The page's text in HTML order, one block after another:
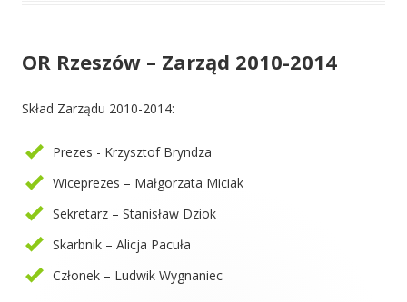
OR Rzeszów – Zarząd 2010-2014
Skład Zarządu 2010-2014:
Prezes - Krzysztof Bryndza
Wiceprezes – Małgorzata Miciak
Sekretarz – Stanisław Dziok
Skarbnik – Alicja Pacuła
Członek – Ludwik Wygnaniec